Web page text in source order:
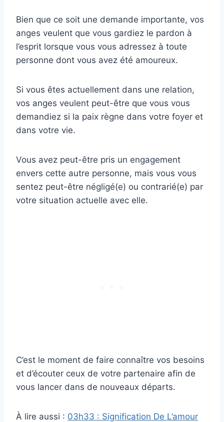
Bien que ce soit une demande importante, vos
anges veulent que vous gardiez le pardon à
l’esprit lorsque vous vous adressez à toute
personne dont vous avez été amoureux.
Si vous êtes actuellement dans une relation,
vos anges veulent peut-être que vous vous
demandiez si la paix règne dans votre foyer et
dans votre vie.
Vous avez peut-être pris un engagement
envers cette autre personne, mais vous vous
sentez peut-être négligé(e) ou contrarié(e) par
votre situation actuelle avec elle.
C’est le moment de faire connaître vos besoins
et d’écouter ceux de votre partenaire afin de
vous lancer dans de nouveaux départs.
À lire aussi : 03h33 : Signification De L’amour